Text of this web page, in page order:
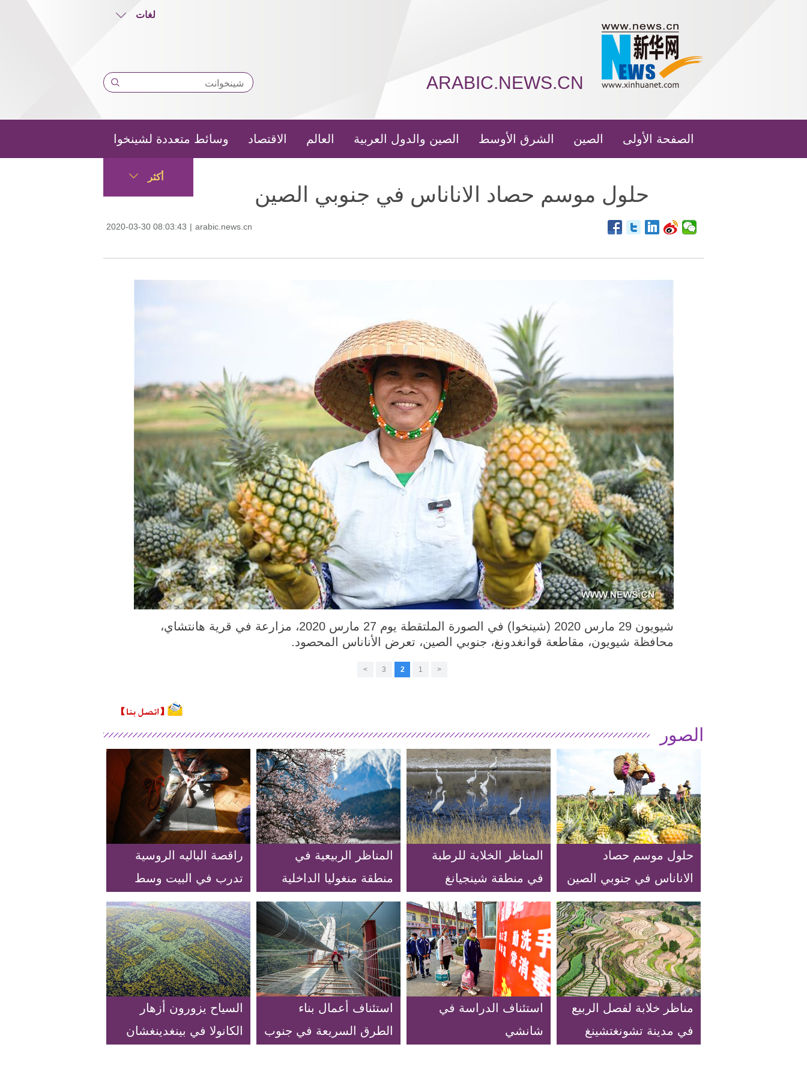
لغات
ARABIC.NEWS.CN
الصفحة الأولى الصين الشرق الأوسط الصين والدول العربية العالم الاقتصاد وسائط متعددة لشينخوا
أكثر
حلول موسم حصاد الاناناس في جنوبي الصين
2020-03-30 08:03:43 | arabic.news.cn
شيويون 29 مارس 2020 (شينخوا) في الصورة الملتقطة يوم 27 مارس 2020، مزارعة في قرية هانتشاي،
محافظة شيويون، مقاطعة قوانغدونغ، جنوبي الصين، تعرض الأناناس المحصود.
<
1
2
3
>
الصور
حلول موسم حصاد
الاناناس في جنوبي الصين
المناظر الخلابة للرطبة
في منطقة شينجيانغ
الويغورية الذاتية الحكم
بشمال غربي الصين
المناظر الربيعية في
منطقة منغوليا الداخلية
الذاتية الحكم بجنوب
غربي الصين
راقصة الباليه الروسية
تدرب في البيت وسط
تفشي مرض "كوفيد-19"
مناظر خلابة لفصل الربيع
في مدينة تشونغتشينغ
استئناف الدراسة في
شانشي
استئناف أعمال بناء
الطرق السريعة في جنوب
السياح يزورون أزهار
الكانولا في بينغدينغشان